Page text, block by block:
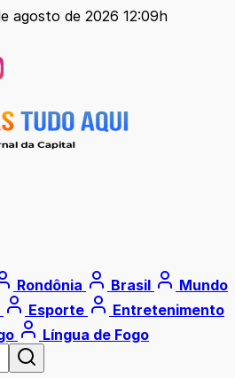
agosto de 2026 12:09h
Rondônia Brasil
Mundo
Esporte
Entretenimento
Língua de Fogo